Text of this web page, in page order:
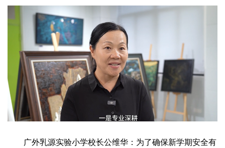
广外乳源实验小学校长公维华：为了确保新学期安全有